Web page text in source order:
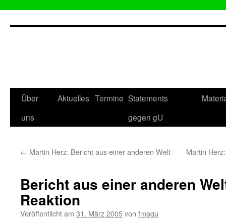
Inhalt
Über
uns
Aktuelles Termine Statements
gegen gU
← Martin Herz: Bericht aus einer anderen Welt Martin
Bericht aus einer anderen
Reaktion
Veröffentlicht am 31. März 2005von fmagu